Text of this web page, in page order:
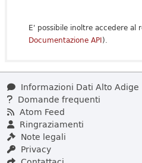
E' possibile inoltre accedere al
Documentazione API).
Informazioni Dati Alto Adige
Domande frequenti
Atom Feed
Ringraziamenti
Note legali
Privacy